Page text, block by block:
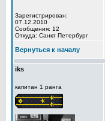
Зарегистрирован:
07.12.2010
Сообщения: 12
Откуда: Санкт Петербург
Вернуться к началу
iks
капитан 1 ранга